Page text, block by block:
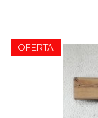
OFERTA